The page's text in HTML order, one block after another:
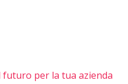
per la tua azienda